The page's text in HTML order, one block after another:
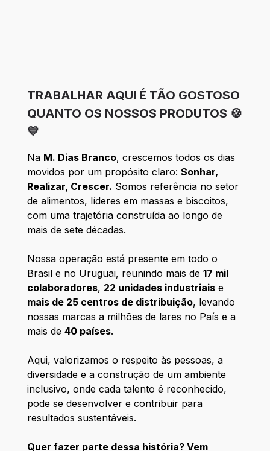
TRABALHAR AQUI É TÃO GOSTOSO
QUANTO OS NOSSOS PRODUTOS 🍪
💙
Na M. Dias Branco, crescemos todos os dias
movidos por um propósito claro: Sonhar,
Realizar, Crescer. Somos referência no setor
de alimentos, líderes em massas e biscoitos,
com uma trajetória construída ao longo de
mais de sete décadas.
Nossa operação está presente em todo o
Brasil e no Uruguai, reunindo mais de 17 mil
colaboradores, 22 unidades industriaise
mais de 25 centros de distribuição, levando
nossas marcas a milhões de lares no País e a
mais de 40 países.
Aqui, valorizamos o respeito às pessoas, a
diversidade e a construção de um ambiente
inclusivo, onde cada talento é reconhecido,
pode se desenvolver e contribuir para
resultados sustentáveis.
Quer fazer parte dessa história? Vem